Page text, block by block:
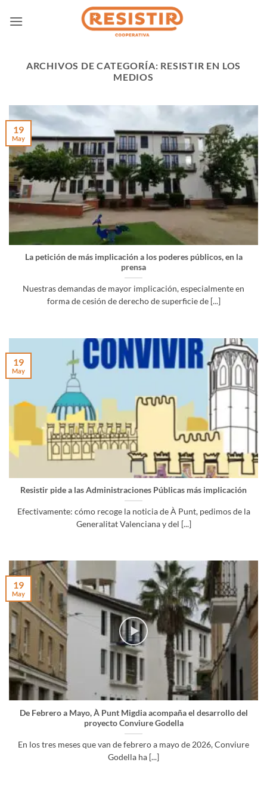
ARCHIVOS DE CATEGORÍA: RESISTIR EN LOS
MEDIOS
La petición de más implicación a los poderes públicos, en la
prensa
Nuestras demandas de mayor implicación, especialmente en
forma de cesión de derecho de superficie de [...]
19
May
Resistir pide a las Administraciones Públicas más implicación
Efectivamente: cómo recoge la noticia de À Punt, pedimos de la
Generalitat Valenciana y del [...]
19
May
De Febrero a Mayo, À Punt Migdia acompaña el desarrollo del
proyecto Conviure Godella
En los tres meses que van de febrero a mayo de 2026, Conviure
Godella ha [...]
19
May